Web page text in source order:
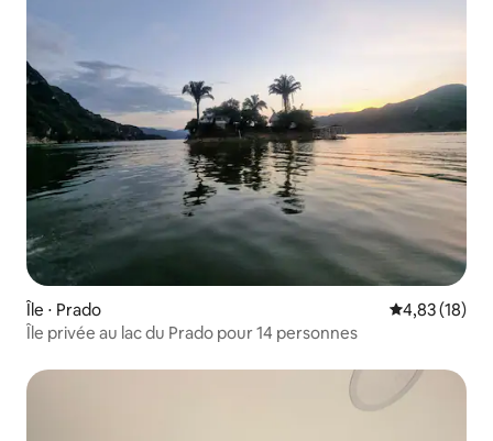
Île ⋅ Prado Évaluation
4,83 (18)
Île privée au lac du Prado pour 14 personnes